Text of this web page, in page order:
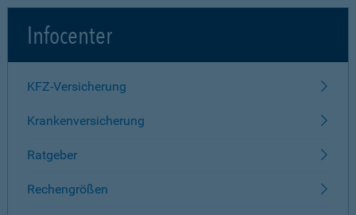
Infocenter
KFZ-Versicherung
Krankenversicherung
Ratgeber
Rechengrößen